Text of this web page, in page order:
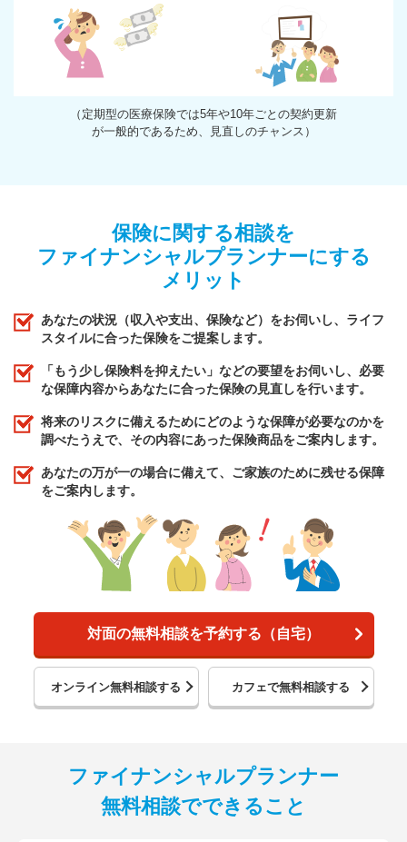
（定期型の医療保険では5年や10年ごとの契約更新
が一般的であるため、見直しのチャンス）
保険に関する相談を
ファイナンシャルプランナーにする
メリット
あなたの状況（収入や支出、保険など）をお伺いし、ライフ
スタイルに合った保険をご提案します。
「もう少し保険料を抑えたい」などの要望をお伺いし、必要
な保障内容からあなたに合った保険の見直しを行います。
将来のリスクに備えるためにどのような保障が必要なのかを
調べたうえで、その内容にあった保険商品をご案内します。
あなたの万が一の場合に備えて、ご家族のために残せる保障
をご案内します。
対面の無料相談を予約する（自宅）
オンライン無料相談する カフェで無料相談する
ファイナンシャルプランナー
無料相談でできること